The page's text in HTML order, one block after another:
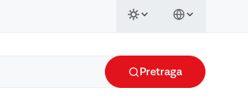
Pretraga